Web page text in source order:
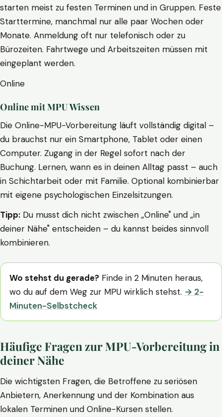
starten meist zu festen Terminen und in Gruppen. Feste
Starttermine, manchmal nur alle paar Wochen oder
Monate. Anmeldung oft nur telefonisch oder zu
Bürozeiten. Fahrtwege und Arbeitszeiten müssen mit
eingeplant werden.
Online
Online mit MPU Wissen
Die Online-MPU-Vorbereitung läuft vollständig digital –
du brauchst nur ein Smartphone, Tablet oder einen
Computer. Zugang in der Regel sofort nach der
Buchung. Lernen, wann es in deinen Alltag passt – auch
in Schichtarbeit oder mit Familie. Optional kombinierbar
mit eigene psychologischen Einzelsitzungen.
Tipp: Du musst dich nicht zwischen „Online" und „in
deiner Nähe" entscheiden – du kannst beides sinnvoll
kombinieren.
Wo stehst du gerade? Finde in 2 Minuten heraus,
wo du auf dem Weg zur MPU wirklich stehst. → 2-
Minuten-Selbstcheck
Häufige Fragen zur MPU-Vorbereitung in
deiner Nähe
Die wichtigsten Fragen, die Betroffene zu seriösen
Anbietern, Anerkennung und der Kombination aus
lokalen Terminen und Online-Kursen stellen.